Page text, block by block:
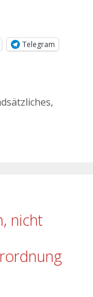
Telegram
,
nicht